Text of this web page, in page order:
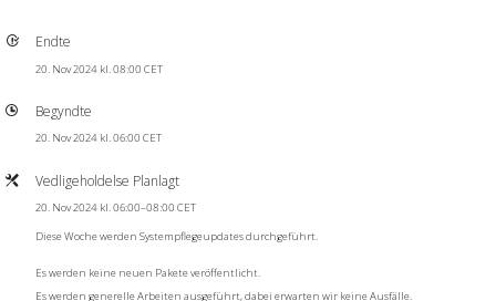
Endte
20. Nov 2024 kl. 08:00 CET
Begyndte
20. Nov 2024 kl. 06:00 CET
Vedligeholdelse Planlagt
20. Nov 2024 kl. 06:00–08:00 CET
Diese Woche werden Systempflegeupdates durchgeführt.
Es werden keine neuen Pakete veröffentlicht.
Es werden generelle Arbeiten ausgeführt, dabei erwarten wir keine Ausfälle.